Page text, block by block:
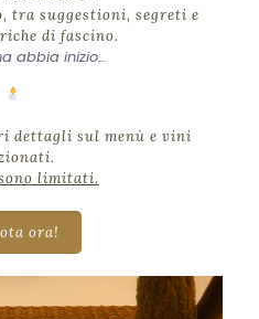
, tra suggestioni, segreti e
di fascino.
abbia inizio…
dettagli sul menù e vini
limitati.
ora!